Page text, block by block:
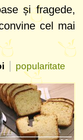
și fragede,
cel mai
popularitate